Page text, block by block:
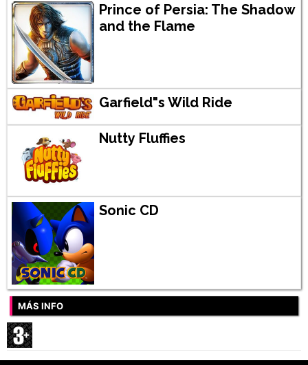
Prince of Persia: The Shadow
and the Flame
Garfield"s Wild Ride
Nutty Fluffies
Sonic CD
MÁS INFO